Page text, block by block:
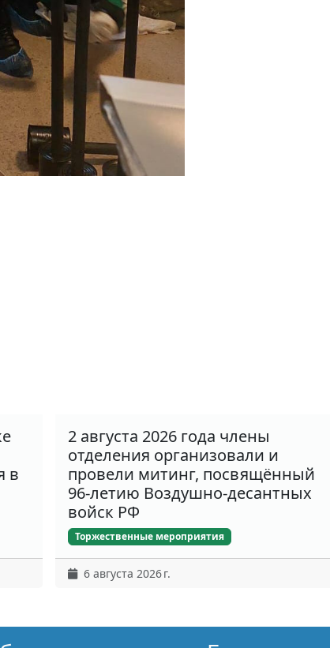
в
2 августа 2026 года члены
отделения организовали и
провели митинг, посвящённый
96-летию Воздушно-десантных
войск РФ
Торжественные мероприятия
6 августа 2026 г.